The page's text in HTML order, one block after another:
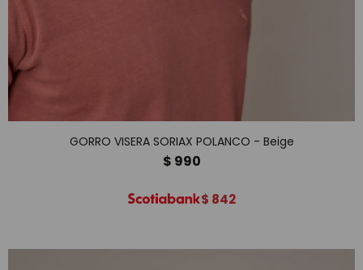
GORRO VISERA SORIAX POLANCO - Beige
$ 990
$ 842